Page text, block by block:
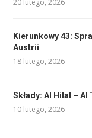
20 lutego, 2026
Kierunkowy 43:
Austrii
18 lutego, 2026
Składy: Al Hilal –
10 lutego, 2026